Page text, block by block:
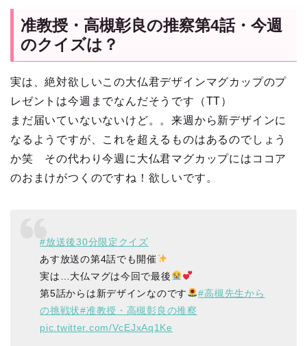
准教授・高槻彰良の推察第4話・今週
のクイズは？
実は、絶対欲しいこの大仏君デザインマグカップのプ
レゼントは今週までなんだそうです（TT）
まだ届いていないないけど。。来週から新デザインに
なるようですが、これを超えるものはあるのでしょう
か笑 その代わり今週に大仏君マグカップにはココア
のおまけがつくのですね！欲しいです。
#放送後30分限定クイズ
あす放送の第4話でも開催
実は…大仏マグは今回で最後
第5話からは新デザインなのです
#高槻先生から
の挑戦状#准教授・高槻彰良の推察
pic.twitter.com/VcEJxAq1Ke